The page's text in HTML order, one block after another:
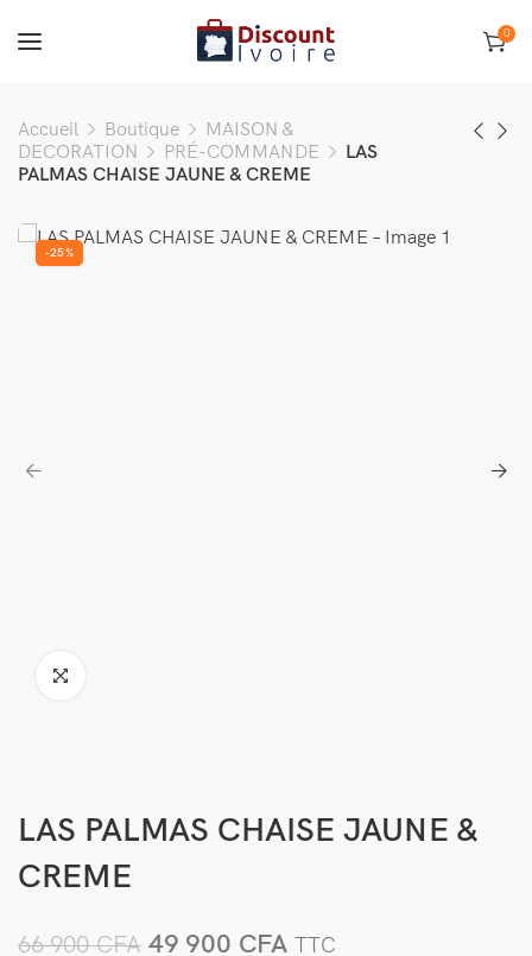
0
Accueil Boutique
MAISON &
DECORATION
PRÉ-COMMANDE
LAS
PALMAS CHAISE JAUNE & CREME
-25%
LAS PALMAS CHAISE JAUNE &
CREME
66 900CFA 49 900 CFA TTC